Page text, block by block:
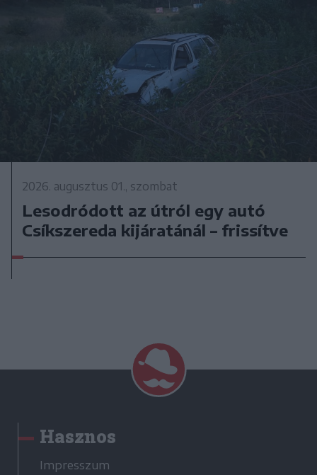
2026. augusztus 01., szombat
Lesodródott az útról egy autó
Csíkszereda kijáratánál – frissítve
Hasznos
Impresszum